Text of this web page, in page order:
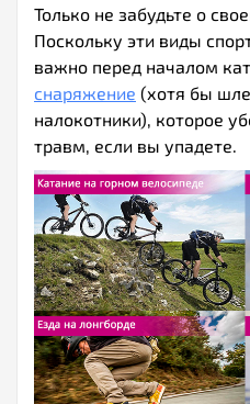
Только не забудьте о
Поскольку эти виды
важно перед началом
снаряжение (хотя бы
налокотники), которое
травм, если вы упадете.